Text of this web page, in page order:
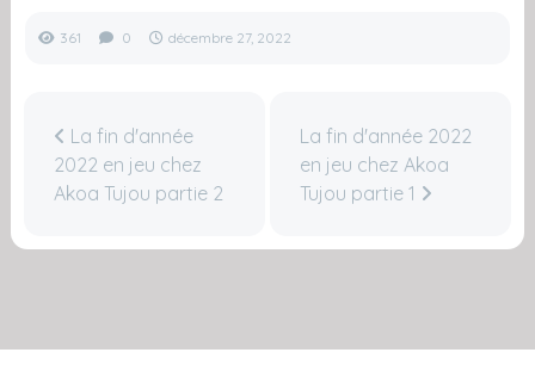
361 0 décembre 27, 2022
La fin d'année
2022 en jeu chez
Akoa Tujou partie 2
La fin d'année 2022
en jeu chez Akoa
Tujou partie 1